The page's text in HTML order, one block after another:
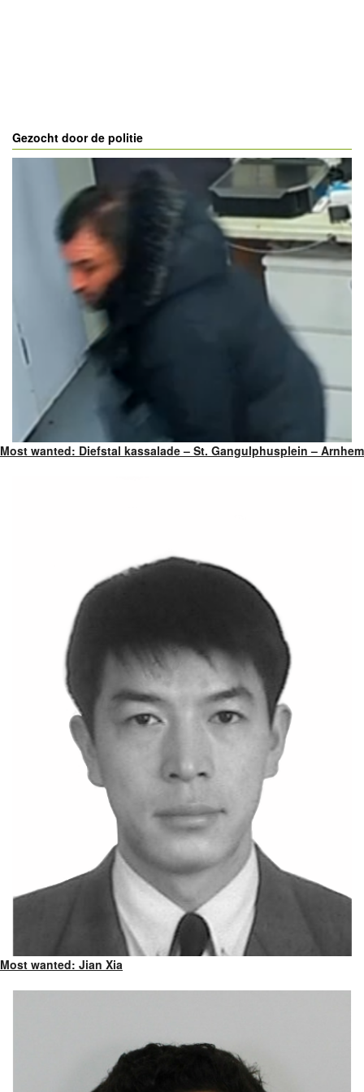
Gezocht door de politie
Most wanted: Diefstal kassalade – St. Gangulphusplein – Arnhem
Most wanted: Jian Xia